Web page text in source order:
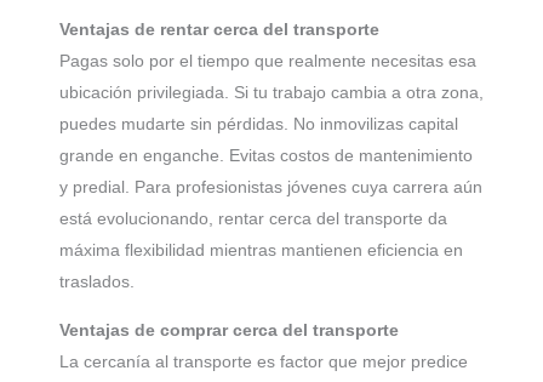
Ventajas de rentar cerca del transporte
Pagas solo por el tiempo que realmente necesitas esa
ubicación privilegiada. Si tu trabajo cambia a otra zona,
puedes mudarte sin pérdidas. No inmovilizas capital
grande en enganche. Evitas costos de mantenimiento
y predial. Para profesionistas jóvenes cuya carrera aún
está evolucionando, rentar cerca del transporte da
máxima flexibilidad mientras mantienen eficiencia en
traslados.
Ventajas de comprar cerca del transporte
La cercanía al transporte es factor que mejor predice